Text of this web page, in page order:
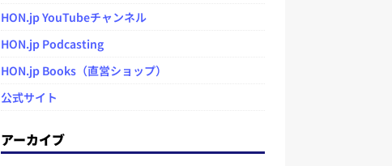
HON.jp YouTubeチャンネル
HON.jp Podcasting
HON.jp Books（直営ショップ）
公式サイト
アーカイブ